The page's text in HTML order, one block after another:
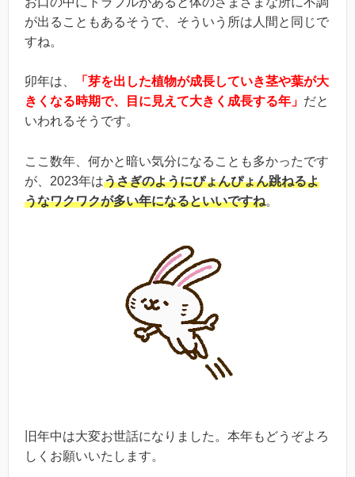
が出ることもあるそうで、そういう所は人間と同じで
すね。
卯年は、
「芽を出した植物が成長していき茎や葉が大
きくなる時期で、目に見えて大きく成長する年」 だと
いわれるそうです。
ここ数年、何かと暗い気分になることも多かったです
が、2023年はうさぎのようにぴょんぴょん跳ねるよ
うなワクワクが多い年になるといいですね。
旧年中は大変お世話になりました。本年もどうぞよろ
しくお願いいたします。